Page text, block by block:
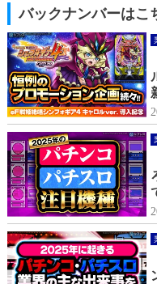
バックナンバーはこ